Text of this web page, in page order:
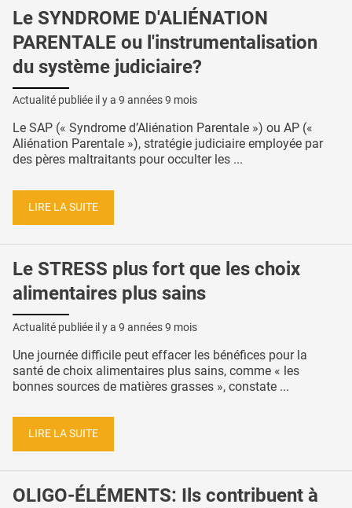
Le SYNDROME D'ALIÉNATION
PARENTALE ou l'instrumentalisation
du système judiciaire?
Actualité publiée il y a 9 années 9 mois
Le SAP (« Syndrome d’Aliénation Parentale ») ou AP («
Aliénation Parentale »), stratégie judiciaire employée par
des pères maltraitants pour occulter les ...
LIRE LA SUITE
Le STRESS plus fort que les choix
alimentaires plus sains
Actualité publiée il y a 9 années 9 mois
Une journée difficile peut effacer les bénéfices pour la
santé de choix alimentaires plus sains, comme « les
bonnes sources de matières grasses », constate ...
LIRE LA SUITE
OLIGO-ÉLÉMENTS: Ils contribuent à